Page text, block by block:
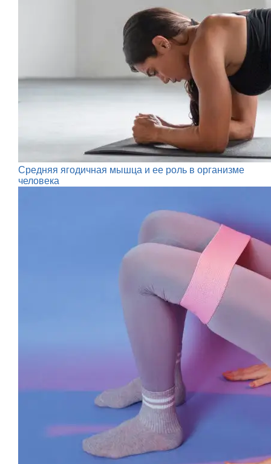
Средняя ягодичная мышца и ее роль в организме
человека